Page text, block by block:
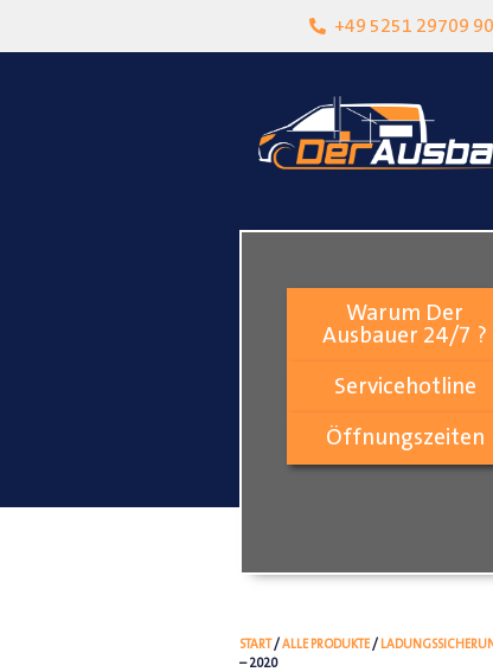
+49 5251 29709 90
Lokalgeschäft in Paderborn
Warum Der
Ausbauer 24/7 ?
Servicehotline
Öffnungszeiten
START/ALLE PRODUKTE/
– 2020